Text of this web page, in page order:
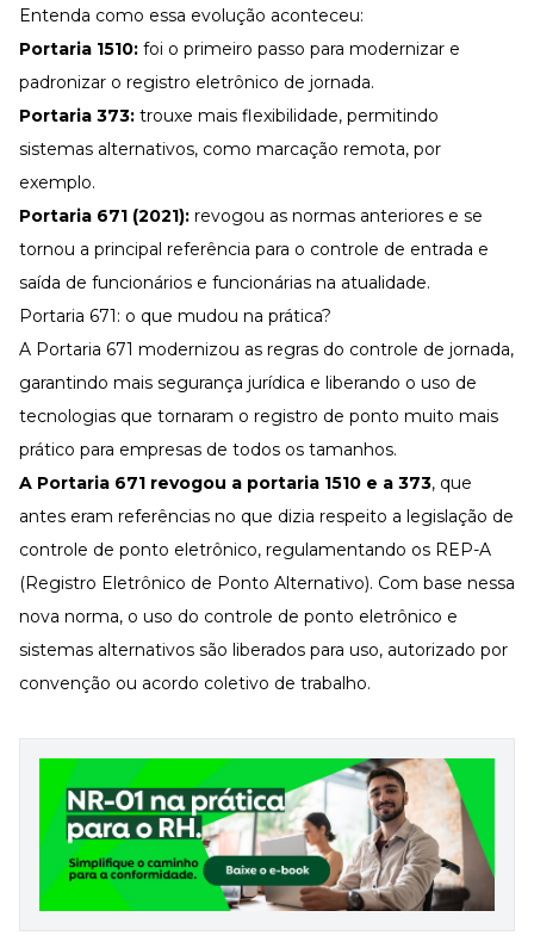
Entenda como essa evolução aconteceu:
Portaria 1510: foi o primeiro passo para modernizar e
padronizar o registro eletrônico de jornada.
Portaria 373: trouxe mais flexibilidade, permitindo
sistemas alternativos, como marcação remota, por
exemplo.
Portaria 671 (2021): revogou as normas anteriores e se
tornou a principal referência para o controle de entrada e
saída de funcionários e funcionárias na atualidade.
Portaria 671: o que mudou na prática?
A Portaria 671 modernizou as regras do controle de jornada,
garantindo mais segurança jurídica e liberando o uso de
tecnologias que tornaram o registro de ponto muito mais
prático para empresas de todos os tamanhos.
A Portaria 671 revogou a portaria 1510 e a 373, que
antes eram referências no que dizia respeito a legislação de
controle de ponto eletrônico, regulamentando os REP-A
(Registro Eletrônico de Ponto Alternativo). Com base nessa
nova norma, o uso do controle de ponto eletrônico e
sistemas alternativos são liberados para uso, autorizado por
convenção ou acordo coletivo de trabalho.